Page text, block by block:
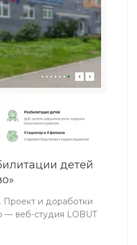
детей
Проект и доработки
— веб-студия LOBUT